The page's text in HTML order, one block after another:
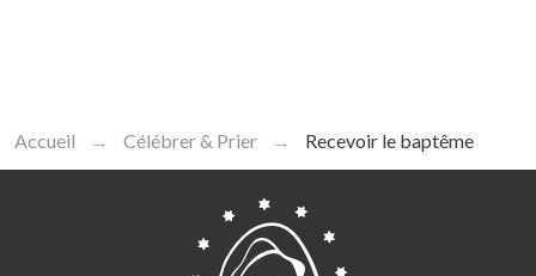
Accueil Célébrer & Prier Recevoir le baptême